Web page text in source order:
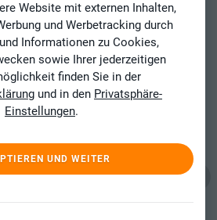
Website mit externen Inhalten,
und Werbetracking durch
Informationen zu Cookies,
sowie Ihrer jederzeitigen
finden Sie in der
und in den Privatsphäre-
Einstellungen.
UND WEITER